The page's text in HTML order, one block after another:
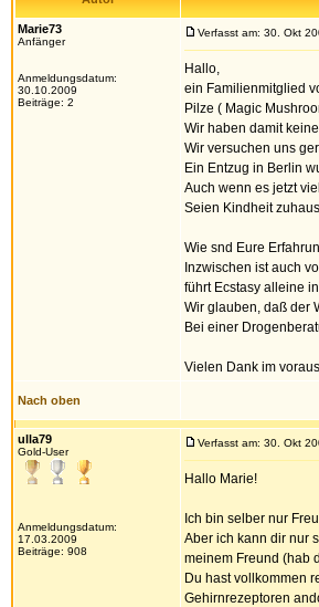
Marie73
Anfänger
Anmeldungsdatum:
30.10.2009
Beiträge: 2
Verfasst am: 30. Okt
Hallo,
ein Familienmitglied
Pilze ( Magic
Wir haben damit
Wir versuchen uns
Ein Entzug in Berlin
Auch wenn es jetzt
Seien Kindheit
Wie snd Eure
Inzwischen ist auch
führt Ecstasy alleine
Wir glauben, daß der
Bei einer
Vielen Dank im
Nach oben
ulla79
Gold-User
Anmeldungsdatum:
17.03.2009
Beiträge: 908
Verfasst am: 30. Okt
Hallo Marie!
Ich bin selber nur
Aber ich kann dir nur
meinem Freund (hab
Du hast vollkommen
Gehirnrezeptoren